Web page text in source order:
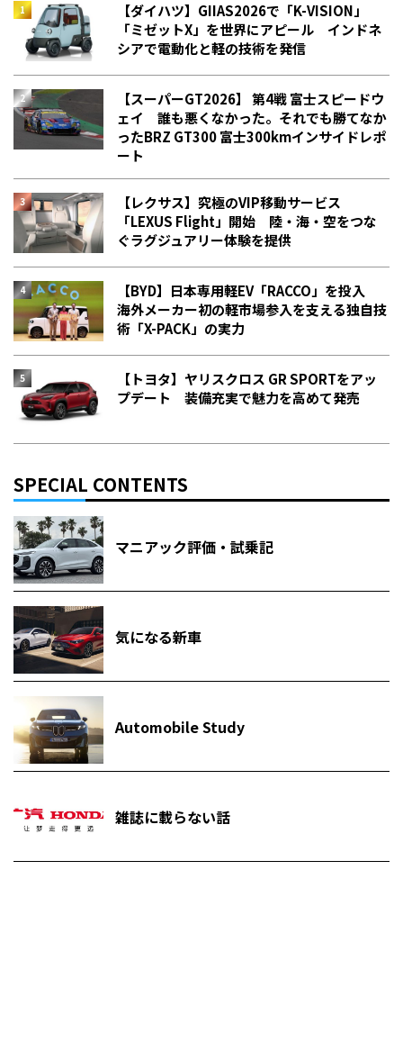
【ダイハツ】GIIAS2026で「K-VISION」
「ミゼットX」を世界にアピール インドネ
シアで電動化と軽の技術を発信
【スーパーGT2026】 第4戦 富士スピードウ
ェイ 誰も悪くなかった。それでも勝てなか
った――BRZ GT300 富士300kmインサイドレポ
ート
【レクサス】究極のVIP移動サービス
「LEXUS Flight」開始 陸・海・空をつな
ぐラグジュアリー体験を提供
【BYD】日本専用軽EV「RACCO」を投入
海外メーカー初の軽市場参入を支える独自技
術「X-PACK」の実力
【トヨタ】ヤリスクロス GR SPORTをアッ
プデート 装備充実で魅力を高めて発売
SPECIAL CONTENTS
マニアック評価・試乗記
気になる新車
Automobile Study
雑誌に載らない話